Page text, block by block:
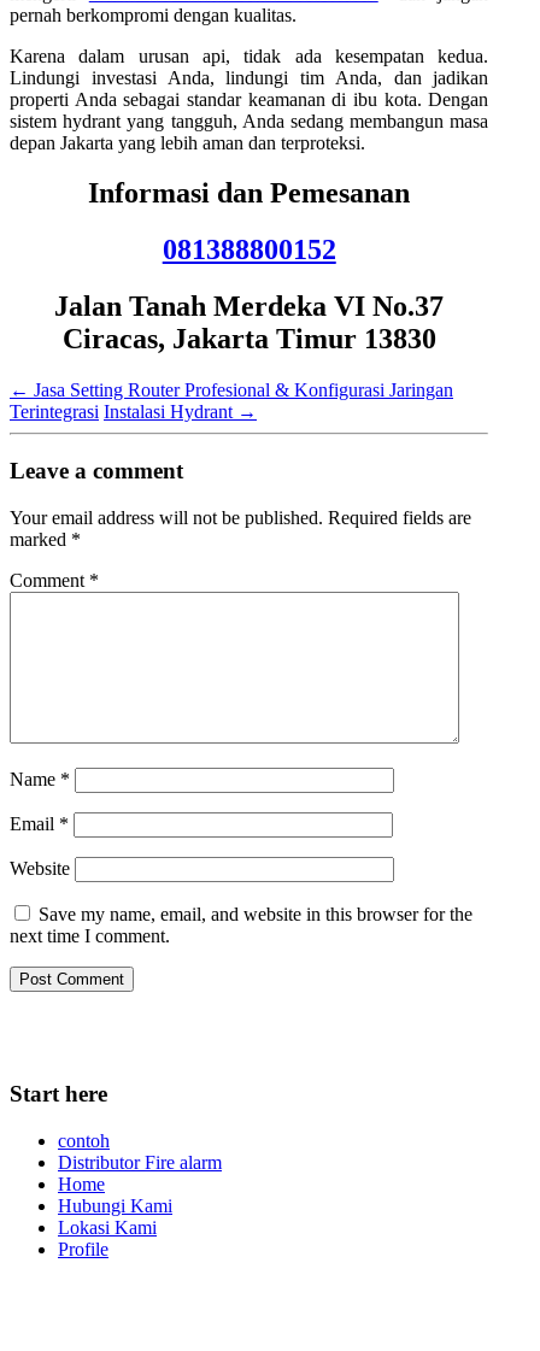
Start here
contoh
Distributor Fire alarm
Home
Hubungi Kami
Lokasi Kami
Profile
pernah berkompromi dengan kualitas.
Karena dalam urusan api, tidak ada kesempatan kedua.
Lindungi investasi Anda, lindungi tim Anda, dan jadikan
properti Anda sebagai standar keamanan di ibu kota. Dengan
sistem hydrant yang tangguh, Anda sedang membangun masa
depan Jakarta yang lebih aman dan terproteksi.
Informasi dan Pemesanan
081388800152
Jalan Tanah Merdeka VI No.37
Ciracas, Jakarta Timur 13830
← Jasa Setting Router Profesional & Konfigurasi Jaringan
Terintegrasi Instalasi Hydrant →
Leave a comment
Your email address will not be published. Required fields are
marked *
Comment *
Name *
Email *
Website
Save my name, email, and website in this browser for the
next time I comment.